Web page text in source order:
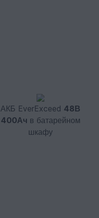
АКБ EverExceed 48В
400Ач в батарейном
шкафу